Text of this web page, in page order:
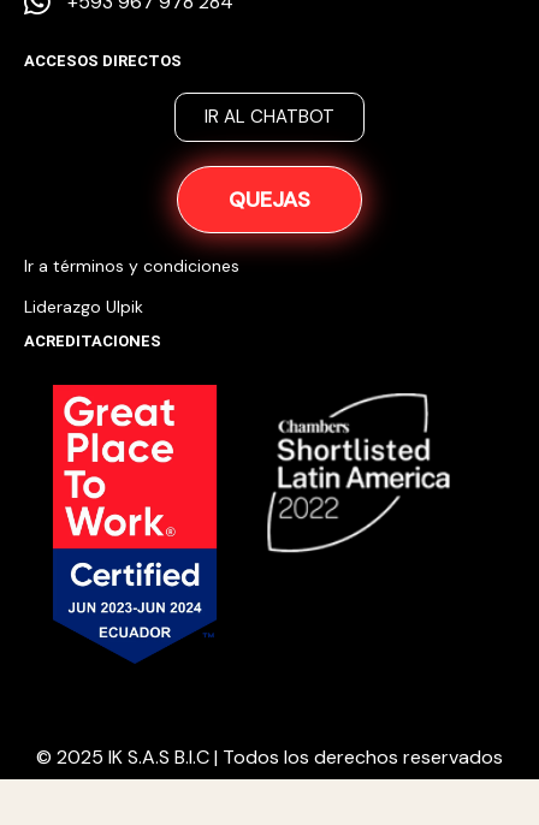
ACCESOS DIRECTOS
IR AL CHATBOT
QUEJAS
Ir a términos y condiciones
Liderazgo Ulpik
ACREDITACIONES
© 2025 IK S.A.S B.I.C | Todos los derechos reservados